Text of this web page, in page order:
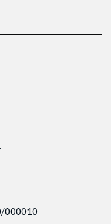
000010